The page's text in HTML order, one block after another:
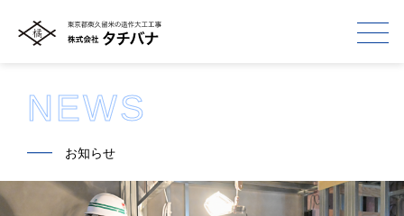
NEWS
━━ お知らせ